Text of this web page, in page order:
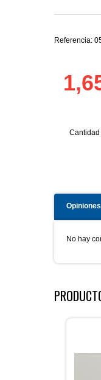
Referencia:
Cantidad
Opiniones
No hay